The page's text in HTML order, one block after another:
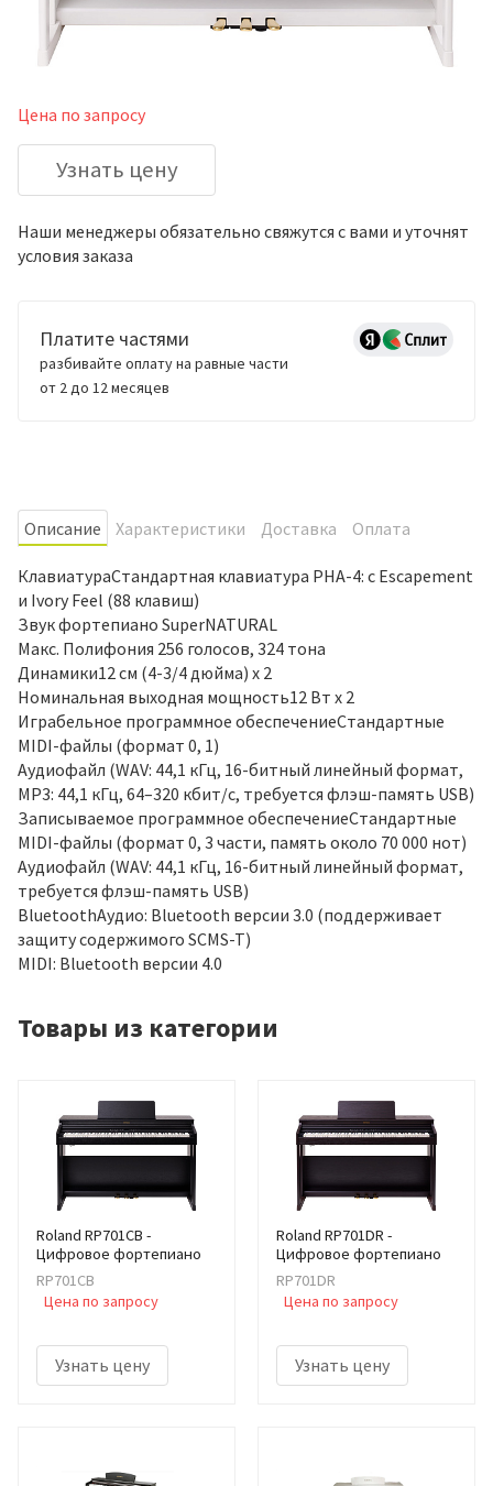
Цена по запросу
Узнать цену
Наши менеджеры обязательно свяжутся с вами и уточнят
условия заказа
Платите частями
разбивайте оплату на равные части
от 2 до 12 месяцев
Oписание Характеристики Доставка Оплата
КлавиатураСтандартная клавиатура PHA-4: с Escapement
и Ivory Feel (88 клавиш)
Звук фортепиано SuperNATURAL
Макс. Полифония 256 голосов, 324 тона
Динамики12 см (4-3/4 дюйма) х 2
Номинальная выходная мощность12 Вт х 2
Играбельное программное обеспечениеСтандартные
MIDI-файлы (формат 0, 1)
Аудиофайл (WAV: 44,1 кГц, 16-битный линейный формат,
MP3: 44,1 кГц, 64–320 кбит/с, требуется флэш-память USB)
Записываемое программное обеспечениеСтандартные
MIDI-файлы (формат 0, 3 части, память около 70 000 нот)
Аудиофайл (WAV: 44,1 кГц, 16-битный линейный формат,
требуется флэш-память USB)
BluetoothАудио: Bluetooth версии 3.0 (поддерживает
защиту содержимого SCMS-T)
MIDI: Bluetooth версии 4.0
Товары из категории
Roland RP701CB -
Цифровое фортепиано
RP701CB
Цена по запросу
Узнать цену
Roland RP701DR -
Цифровое фортепиано
RP701DR
Цена по запросу
Узнать цену